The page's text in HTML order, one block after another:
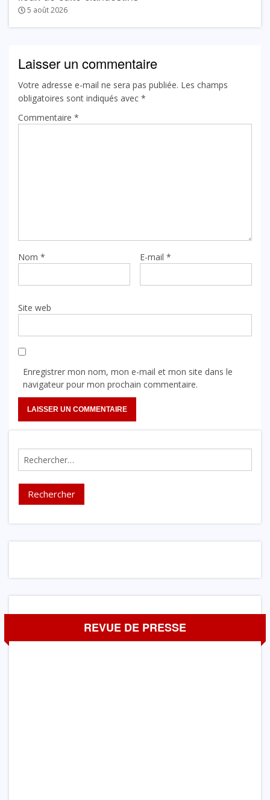
5 août 2026
Laisser un commentaire
Votre adresse e-mail ne sera pas publiée. Les champs
obligatoires sont indiqués avec *
Commentaire *
Nom * E-mail *
Site web
Enregistrer mon nom, mon e-mail et mon site dans le
navigateur pour mon prochain commentaire.
Rechercher :
REVUE DE PRESSE